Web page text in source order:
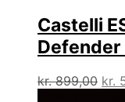
Castelli
Defender
kr.899,00 Den
kr.